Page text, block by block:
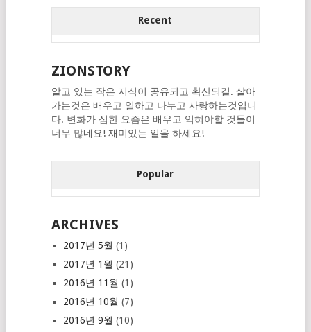
Recent
ZIONSTORY
알고 있는 작은 지식이 공유되고 확산되길. 살아
가는것은 배우고 일하고 나누고 사랑하는것입니
다. 변화가 심한 요즘은 배우고 익혀야할 것들이
너무 많네요! 재미있는 일을 하세요!
Popular
ARCHIVES
2017년 5월 (1)
2017년 1월 (21)
2016년 11월 (1)
2016년 10월 (7)
2016년 9월 (10)